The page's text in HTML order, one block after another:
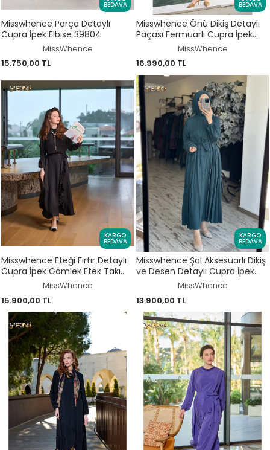
BEDAVA
Misswhence Parça Detaylı
Cupra İpek Elbise 39804
MissWhence
15.750,00 TL
BEDAVA
Misswhence Önü Dikiş Detaylı
Paçası Fermuarlı Cupra İpek
Tunik Pantolon Takım 39018
MissWhence
16.990,00 TL
KARGO
BEDAVA
Misswhence Eteği Fırfır Detaylı
Cupra İpek Gömlek Etek Takım
MissWhence
15.900,00 TL
KARGO
BEDAVA
Misswhence Şal Aksesuarlı Dikiş
ve Desen Detaylı Cupra İpek
Elbise 39824MissWhence
13.900,00 TL